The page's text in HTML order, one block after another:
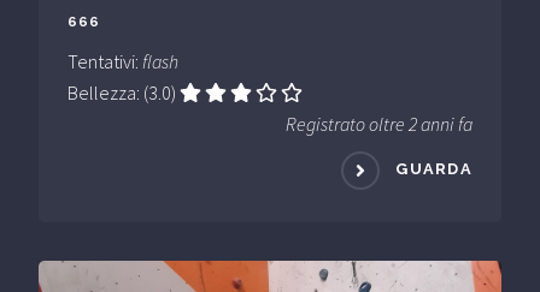
666
Tentativi: flash
Bellezza: (3.0)
Registrato oltre 2 anni fa
GUARDA